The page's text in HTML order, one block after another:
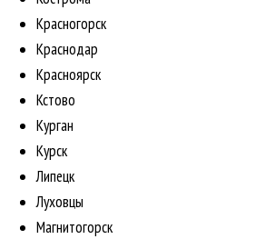
Красногорск
Краснодар
Красноярск
Кстово
Курган
Курск
Липецк
Луховцы
Магнитогорск